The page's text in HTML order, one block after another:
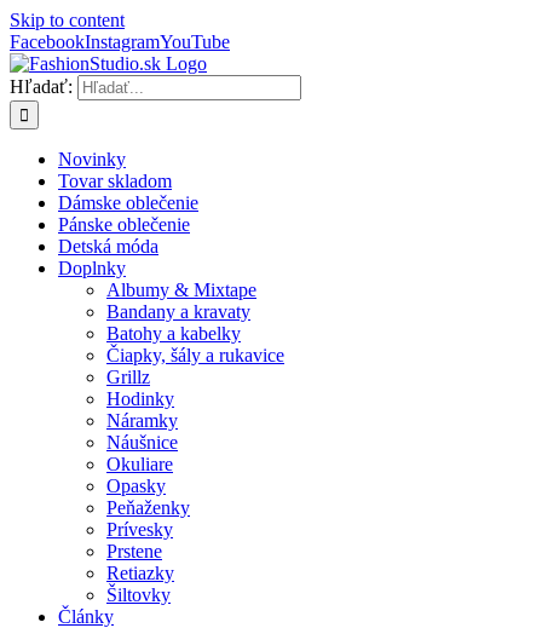
Skip to content
FacebookInstagramYouTube
Hľadať:
Novinky
Tovar skladom
Dámske oblečenie
Pánske oblečenie
Detská móda
Doplnky
Albumy & Mixtape
Bandany a kravaty
Batohy a kabelky
Čiapky, šály a rukavice
Grillz
Hodinky
Náramky
Náušnice
Okuliare
Opasky
Peňaženky
Prívesky
Prstene
Retiazky
Šiltovky
Články